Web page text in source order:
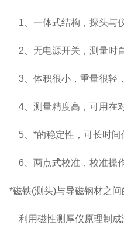
1、一体式结构，探头与仪
2、无电源开关，测量时自
3、体积很小，重量很轻，
4、测量精度高，可用在对
5、*的稳定性，可长时间
6、两点式校准，校准操作
*磁铁(测头)与导磁钢材之间
利用磁性测厚仪原理制成测